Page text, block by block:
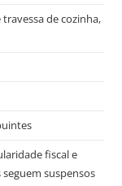
de cozinha,
fiscal e
suspensos